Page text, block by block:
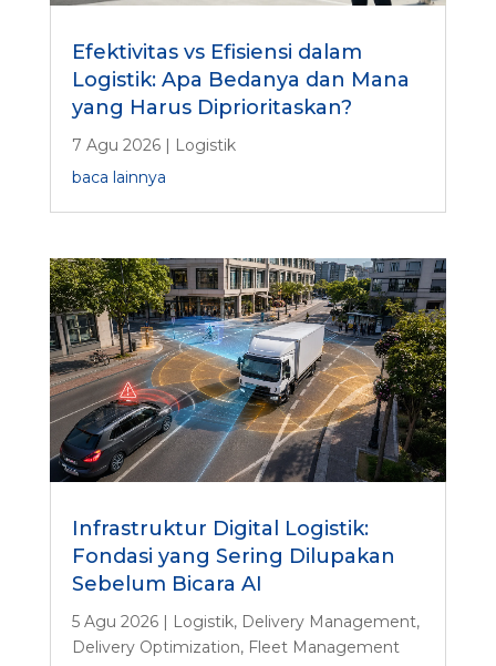
Efektivitas vs Efisiensi dalam
Logistik: Apa Bedanya dan Mana
yang Harus Diprioritaskan?
7 Agu 2026| Logistik
baca lainnya
Infrastruktur Digital Logistik:
Fondasi yang Sering Dilupakan
Sebelum Bicara AI
5 Agu 2026| Logistik, Delivery Management,
Delivery Optimization, Fleet Management